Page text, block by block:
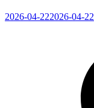
2026-04-222026-04-22